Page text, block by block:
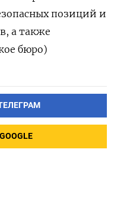
позиций и
а также
бюро)